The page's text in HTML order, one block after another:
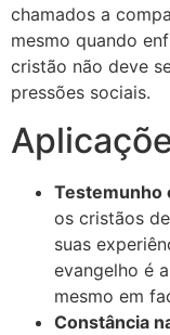
chamados a
mesmo quando
cristão não deve
pressões sociais.
Testemunho
os cristãos
suas
evangelho é
mesmo em
Constância